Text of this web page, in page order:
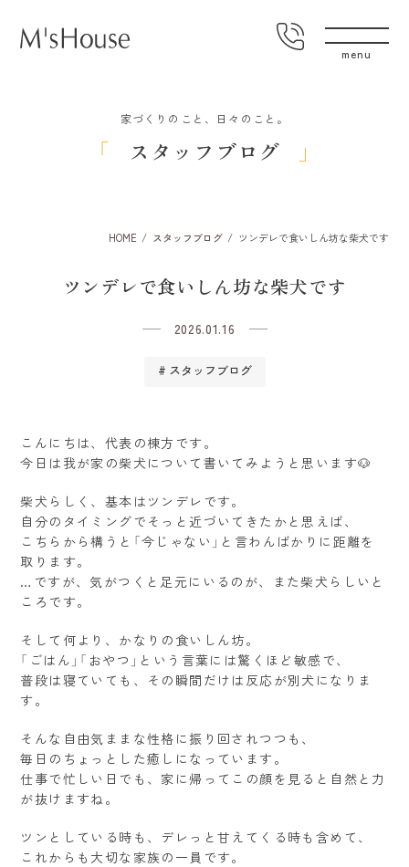
スタッフブログ
家づくりのこと、日々のこと。
HOME スタッフブログ ツンデレで食いしん坊な柴犬です
ツンデレで食いしん坊な柴犬です
2026.01.16
スタッフブログ
こんにちは、代表の棟方です。
今日は我が家の柴犬について書いてみようと思います🐶
柴犬らしく、基本はツンデレです。
自分のタイミングでそっと近づいてきたかと思えば、
こちらから構うと「今じゃない」と言わんばかりに距離を
取ります。
…ですが、気がつくと足元にいるのが、また柴犬らしいと
ころです。
そして何より、かなりの食いしん坊。
「ごはん」「おやつ」という言葉には驚くほど敏感で、
普段は寝ていても、その瞬間だけは反応が別犬になりま
す。
そんな自由気ままな性格に振り回されつつも、
毎日のちょっとした癒しになっています。
仕事で忙しい日でも、家に帰ってこの顔を見ると自然と力
が抜けますね。
ツンとしている時も、デレっと甘えてくる時も含めて、
これからも大切な家族の一員です。